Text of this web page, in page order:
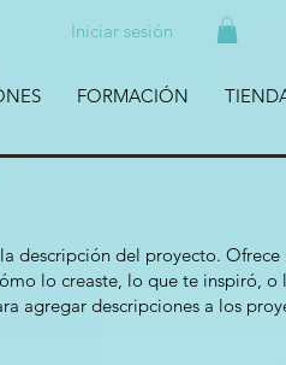
Iniciar sesión
FORMACIÓN
descripción del proyecto.
lo creaste, lo que te inspiró, o
agregar descripciones a los